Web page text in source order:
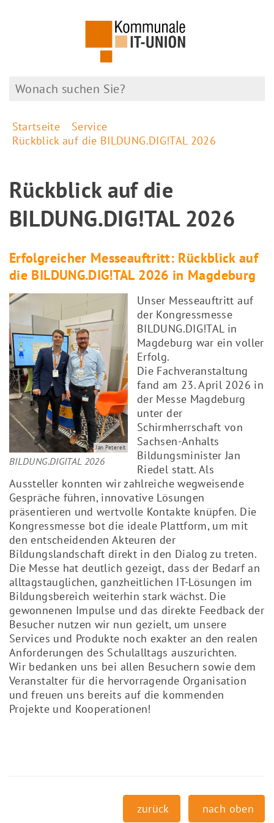
Startseite
Service
Rückblick auf die BILDUNG.DIG!TAL 2026
Rückblick auf die
BILDUNG.DIG!TAL 2026
Erfolgreicher Messeauftritt: Rückblick auf
die BILDUNG.DIG!TAL 2026 in Magdeburg
Jan Petereit
BILDUNG.DIGITAL 2026
Unser Messeauftritt auf
der Kongressmesse
BILDUNG.DIG!TAL in
Magdeburg war ein voller
Erfolg.
Die Fachveranstaltung
fand am 23. April 2026 in
der Messe Magdeburg
unter der
Schirmherrschaft von
Sachsen-Anhalts
Bildungsminister Jan
Riedel statt. Als
Aussteller konnten wir zahlreiche wegweisende
Gespräche führen, innovative Lösungen
präsentieren und wertvolle Kontakte knüpfen. Die
Kongressmesse bot die ideale Plattform, um mit
den entscheidenden Akteuren der
Bildungslandschaft direkt in den Dialog zu treten.
Die Messe hat deutlich gezeigt, dass der Bedarf an
alltagstauglichen, ganzheitlichen IT-Lösungen im
Bildungsbereich weiterhin stark wächst. Die
gewonnenen Impulse und das direkte Feedback der
Besucher nutzen wir nun gezielt, um unsere
Services und Produkte noch exakter an den realen
Anforderungen des Schulalltags auszurichten.
Wir bedanken uns bei allen Besuchern sowie dem
Veranstalter für die hervorragende Organisation
und freuen uns bereits auf die kommenden
Projekte und Kooperationen!
zurück nach oben